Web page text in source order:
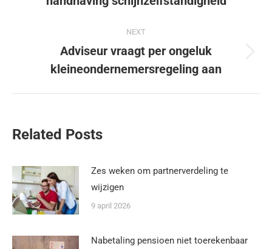
NEXT
Adviseur vraagt per ongeluk
kleineondernemersregeling aan
Related Posts
Zes weken om partnerverdeling te
wijzigen
9 april 2026
Nabetaling pensioen niet toerekenbaar